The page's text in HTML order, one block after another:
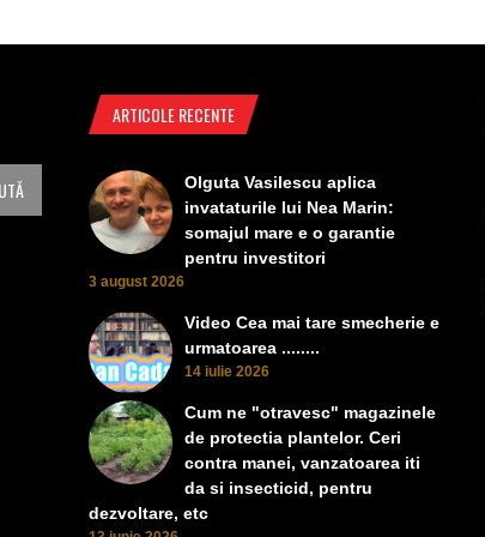
ARTICOLE RECENTE
Olguta Vasilescu aplica
invataturile lui Nea Marin:
somajul mare e o garantie
pentru investitori
3 august 2026
Video Cea mai tare smecherie e
urmatoarea ........
14 iulie 2026
Cum ne "otravesc" magazinele
de protectia plantelor. Ceri
contra manei, vanzatoarea iti
da si insecticid, pentru
dezvoltare, etc